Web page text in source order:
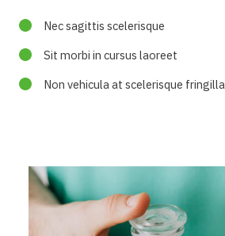
Nec sagittis scelerisque
Sit morbi in cursus laoreet
Non vehicula at scelerisque fringilla